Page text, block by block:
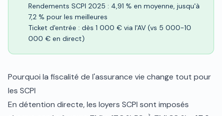
Rendements SCPI 2025 : 4,91 % en moyenne, jusqu'à
7,2 % pour les meilleures
Ticket d'entrée : dès 1 000 € via l'AV (vs 5 000-10
000 € en direct)
Pourquoi la fiscalité de l'assurance vie change tout pour
les SCPI
En détention directe, les loyers SCPI sont imposés